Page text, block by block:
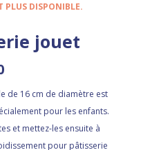
PLUS DISPONIBLE.
jouet
de 16 cm de diamètre est
pour les enfants.
et mettez-les ensuite à
pour pâtisserie